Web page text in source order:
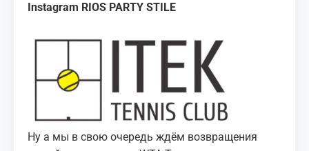
Instagram RIOS PARTY STILE
Ну а мы в свою очередь ждём возвращения